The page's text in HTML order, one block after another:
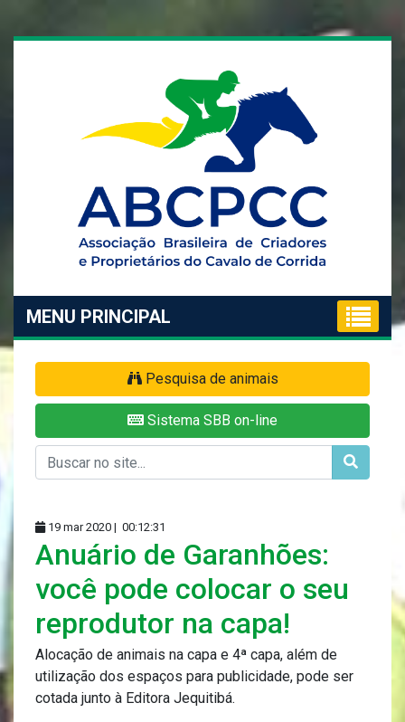
MENU PRINCIPAL
Pesquisa de animais
Sistema SBB on-line
19 mar 2020 | 00:12:31
Anuário de Garanhões:
você pode colocar o seu
reprodutor na capa!
Alocação de animais na capa e 4ª capa, além de
utilização dos espaços para publicidade, pode ser
cotada junto à Editora Jequitibá.